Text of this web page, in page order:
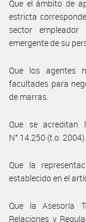
Que el ámbito de
estricta
sector
emergente de su
Que los agentes
facultades para
de marras.
Que se acreditan
N° 14.250 (t.o. 2004).
Que la
establecido en el
Que la Asesoría
Relaciones y